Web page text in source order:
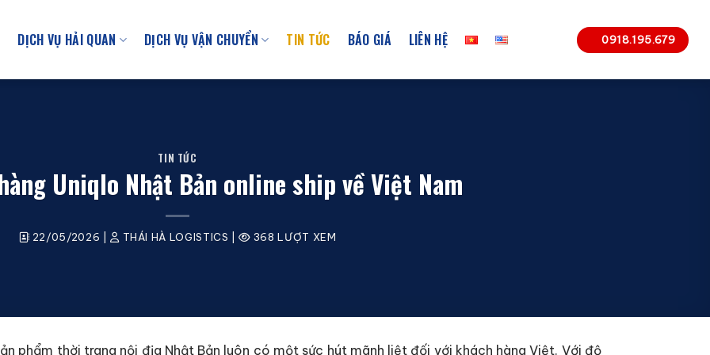
DỊCH VỤ HẢI QUAN DỊCH VỤ VẬN CHUYỂN TIN TỨC BÁO GIÁ LIÊN HỆ 0918.195.679
TIN TỨC
Uniqlo Nhật Bản online ship về Việt Nam
22/05/2026 | THÁI HÀ LOGISTICS | 368 LƯỢT XEM
phẩm thời trang nội địa Nhật Bản luôn có một sức hút mãnh liệt đối với khách hàng Việt. Với độ